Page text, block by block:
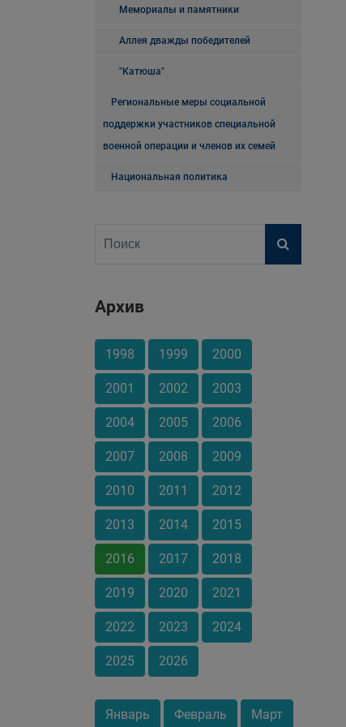
Мемориалы и памятники
Аллея дважды победителей
"Катюша"
Региональные меры социальной
поддержки участников специальной
военной операции и членов их семей
Национальная политика
Архив
1998 1999 2000
2001 2002 2003
2004 2005 2006
2007 2008 2009
2010 2011 2012
2013 2014 2015
2016 2017 2018
2019 2020 2021
2022 2023 2024
2025 2026
Январь Февраль Март